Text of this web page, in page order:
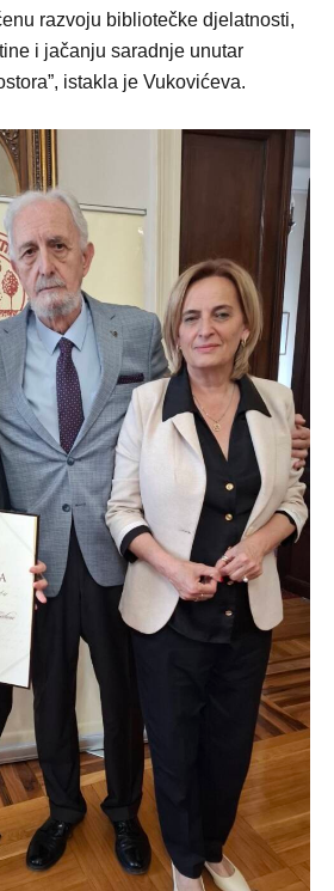
razvoju bibliotečke djelatnosti,
i jačanju saradnje unutar
istakla je Vukovićeva.